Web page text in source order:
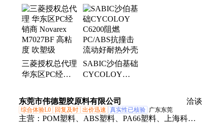
三菱授权总代理
华东区PC经销
M7027BF 高粘
度 吹塑级
SABIC沙伯基础
CYCOLOY
PC/ABS抗撞击
流动好耐热外壳
东莞市伟德塑胶原料有限公司 洽谈
综合体验L0 回复及时 出价迅速 真实性已核验 广东东莞
主营： POM塑料、ABS塑料、PA66塑料、上海科思